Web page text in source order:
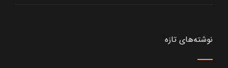
نوشته‌های تازه